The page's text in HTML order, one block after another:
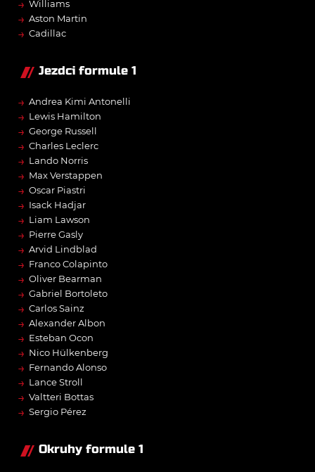
→ Williams
→ Aston Martin
→ Cadillac
Jezdci formule 1
→ Andrea Kimi Antonelli
→ Lewis Hamilton
→ George Russell
→ Charles Leclerc
→ Lando Norris
→ Max Verstappen
→ Oscar Piastri
→ Isack Hadjar
→ Liam Lawson
→ Pierre Gasly
→ Arvid Lindblad
→ Franco Colapinto
→ Oliver Bearman
→ Gabriel Bortoleto
→ Carlos Sainz
→ Alexander Albon
→ Esteban Ocon
→ Nico Hülkenberg
→ Fernando Alonso
→ Lance Stroll
→ Valtteri Bottas
→ Sergio Pérez
Okruhy formule 1